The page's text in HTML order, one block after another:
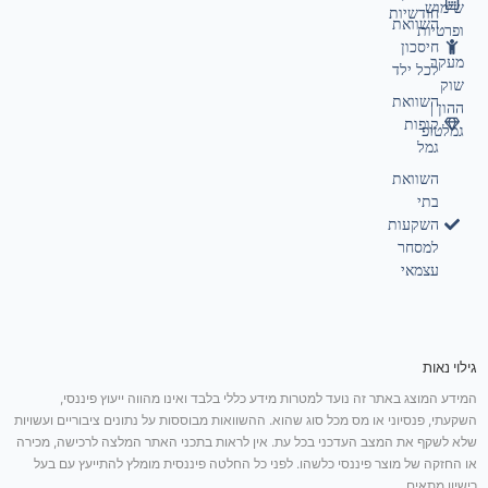
השוואת
חיסכון
לכל ילד
השוואת
קופות
גמל
השוואת
בתי
השקעות
למסחר
עצמאי
שימוש
ופרטיות
מעקב
שוק
ההון |
גמלטופ
חודשיות
גילוי נאות
המידע המוצג באתר זה נועד למטרות מידע כללי בלבד ואינו מהווה ייעוץ פיננסי,
השקעתי, פנסיוני או מס מכל סוג שהוא. ההשוואות מבוססות על נתונים ציבוריים ועשויות
שלא לשקף את המצב העדכני בכל עת. אין לראות בתכני האתר המלצה לרכישה, מכירה
או החזקה של מוצר פיננסי כלשהו. לפני כל החלטה פיננסית מומלץ להתייעץ עם בעל